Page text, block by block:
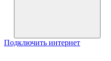
Подключить интернет